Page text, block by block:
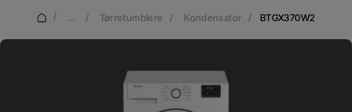
/ ... / Tørretumblere / Kondensator / BTGX370W2